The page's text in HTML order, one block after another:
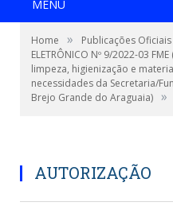
MENU
Home » Publicações Oficiais
ELETRÔNICO Nº 9/2022-03
limpeza, higienização e
necessidades da Secretaria/
Brejo Grande do Araguaia) »
AUTORIZAÇÃO